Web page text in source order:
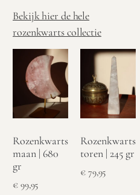
Bekijk hier de hele
rozenkwarts collectie
Rozenkwarts
maan | 680
gr
€99,95
Rozenkwarts
toren | 245 gr
€79,95